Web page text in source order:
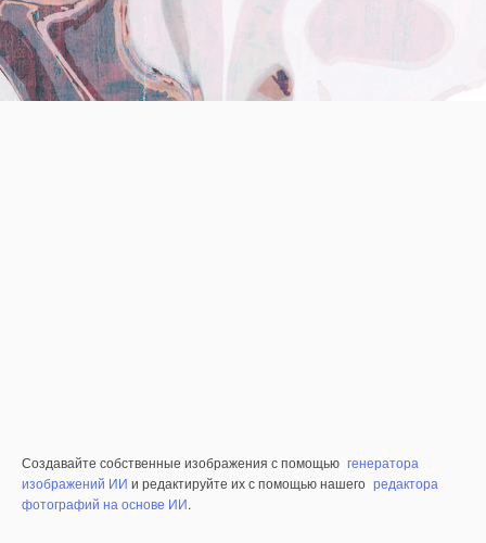
Создавайте собственные изображения с помощью генератора
изображений ИИ и редактируйте их с помощью нашего редактора
фотографий на основе ИИ.